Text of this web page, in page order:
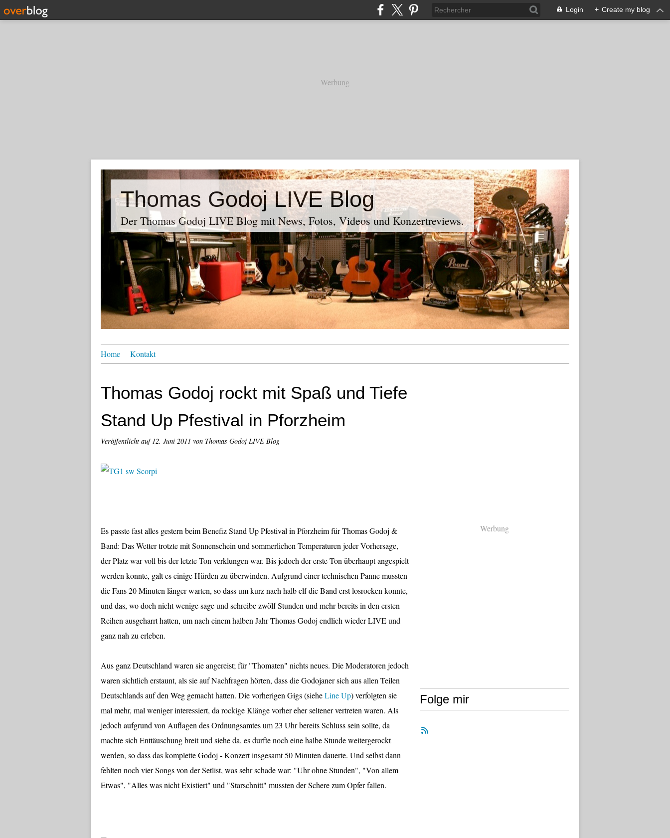
Login + Create my blog
Werbung
Thomas Godoj LIVE Blog
Der Thomas Godoj LIVE Blog mit News, Fotos, Videos und Konzertreviews.
Home Kontakt
Thomas Godoj rockt mit Spaß und Tiefe
Stand Up Pfestival in Pforzheim
Veröffentlicht auf12. Juni 2011 von Thomas Godoj LIVE Blog
Es passte fast alles gestern beim Benefiz Stand Up Pfestival in Pforzheim für Thomas Godoj &
Band: Das Wetter trotzte mit Sonnenschein und sommerlichen Temperaturen jeder Vorhersage,
der Platz war voll bis der letzte Ton verklungen war. Bis jedoch der erste Ton überhaupt angespielt
werden konnte, galt es einige Hürden zu überwinden. Aufgrund einer technischen Panne mussten
die Fans 20 Minuten länger warten, so dass um kurz nach halb elf die Band erst losrocken konnte,
und das, wo doch nicht wenige sage und schreibe zwölf Stunden und mehr bereits in den ersten
Reihen ausgeharrt hatten, um nach einem halben Jahr Thomas Godoj endlich wieder LIVE und
ganz nah zu erleben.
Aus ganz Deutschland waren sie angereist; für "Thomaten" nichts neues. Die Moderatoren jedoch
waren sichtlich erstaunt, als sie auf Nachfragen hörten, dass die Godojaner sich aus allen Teilen
Deutschlands auf den Weg gemacht hatten. Die vorherigen Gigs (sieheLine Up) verfolgten sie
mal mehr, mal weniger interessiert, da rockige Klänge vorher eher seltener vertreten waren. Als
jedoch aufgrund von Auflagen des Ordnungsamtes um 23 Uhr bereits Schluss sein sollte, da
machte sich Enttäuschung breit und siehe da, es durfte noch eine halbe Stunde weitergerockt
werden, so dass das komplette Godoj - Konzert insgesamt 50 Minuten dauerte. Und selbst dann
fehlten noch vier Songs von der Setlist, was sehr schade war: "Uhr ohne Stunden", "Von allem
Etwas", "Alles was nicht Existiert" und "Starschnitt" mussten der Schere zum Opfer fallen.
Werbung
Folge mir